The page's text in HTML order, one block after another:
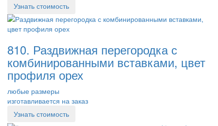
Узнать стоимость
810. Раздвижная перегородка с
комбинированными вставками, цвет
профиля орех
любые размеры
изготавливается на заказ
Узнать стоимость